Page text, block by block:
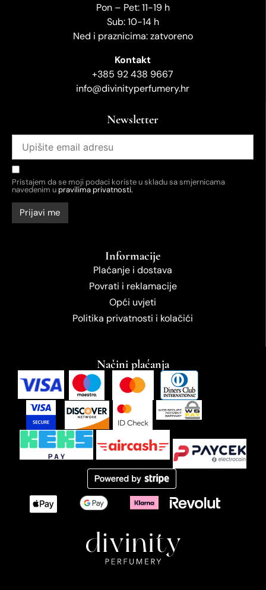
Pon – Pet: 11-19 h
Sub: 10-14 h
Ned i praznicima: zatvoreno
Kontakt
+385 92 438 9667
info@divinityperfumery.hr
Newsletter
Pristajem da se moji podaci koriste u skladu sa smjernicama
navedenim upravilima privatnosti.
Informacije
Plaćanje i dostava
Povrati i reklamacije
Opći uvjeti
Politika privatnosti i kolačići
Načini plaćanja